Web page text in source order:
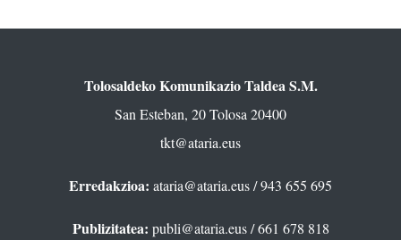
Tolosaldeko Komunikazio Taldea S.M.
San Esteban, 20 Tolosa 20400
tkt@ataria.eus
Erredakzioa: ataria@ataria.eus/ 943 655 695
Publizitatea: publi@ataria.eus/ 661 678 818